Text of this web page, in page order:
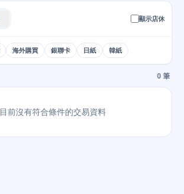
顯示店休
海外購買 銀聯卡 日紙 韓紙
0 筆
目前沒有符合條件的交易資料